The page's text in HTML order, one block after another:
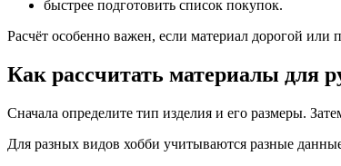
быстрее подготовить список покупок.
Расчёт особенно важен, если материал дорогой
Как рассчитать материалы для
Сначала определите тип изделия и его размеры.
Для разных видов хобби учитываются разные